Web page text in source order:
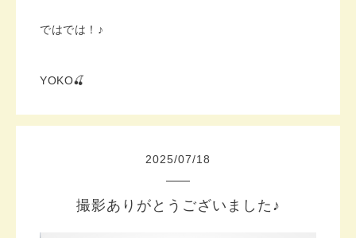
ではでは！♪
YOKO🍒
2025/07/18
撮影ありがとうございました♪